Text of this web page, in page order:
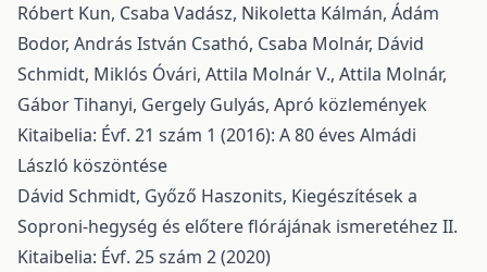
Róbert Kun, Csaba Vadász, Nikoletta Kálmán, Ádám
Bodor, András István Csathó, Csaba Molnár, Dávid
Schmidt, Miklós Óvári, Attila Molnár V., Attila Molnár,
Gábor Tihanyi, Gergely Gulyás, Apró közlemények
Kitaibelia: Évf. 21 szám 1 (2016): A 80 éves Almádi
László köszöntése
Dávid Schmidt, Győző Haszonits, Kiegészítések a
Soproni-hegység és előtere flórájának ismeretéhez II.
Kitaibelia: Évf. 25 szám 2 (2020)